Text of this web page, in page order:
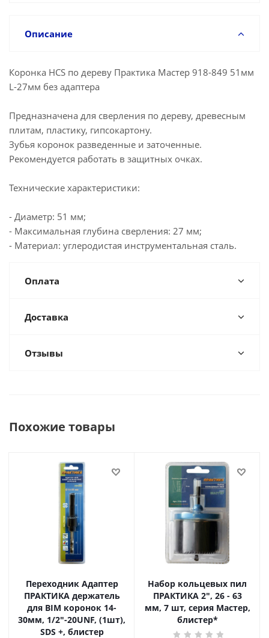
Описание
Коронка HCS по дереву Практика Мастер 918-849 51мм
L-27мм без адаптера
Предназначена для сверления по дереву, древесным
плитам, пластику, гипсокартону.
Зубья коронок разведенные и заточенные.
Рекомендуется работать в защитных очках.
Технические характеристики:
- Диаметр: 51 мм;
- Максимальная глубина сверления: 27 мм;
- Материал: углеродистая инструментальная сталь.
Оплата
Доставка
Отзывы
Похожие товары
Переходник Адаптер
ПРАКТИКА держатель
для BIM коронок 14-
30мм, 1/2"-20UNF, (1шт),
SDS +, блистер
Набор кольцевых пил
ПРАКТИКА 2", 26 - 63
мм, 7 шт, серия Мастер,
блистер*